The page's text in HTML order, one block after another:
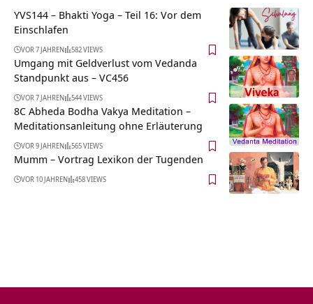
YVS144 – Bhakti Yoga – Teil 16: Vor dem
Einschlafen
VOR 7 JAHREN 582 VIEWS
Umgang mit Geldverlust vom Vedanda
Standpunkt aus – VC456
VOR 7 JAHREN 544 VIEWS
8C Abheda Bodha Vakya Meditation –
Meditationsanleitung ohne Erläuterung
VOR 9 JAHREN 565 VIEWS
Mumm – Vortrag Lexikon der Tugenden
VOR 10 JAHREN 458 VIEWS